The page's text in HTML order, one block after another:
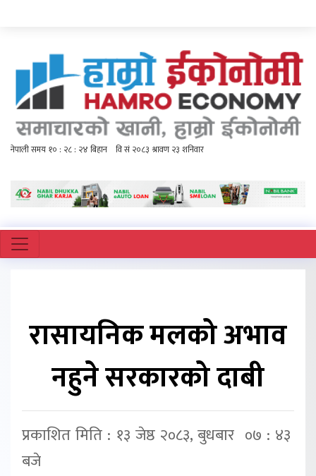
रासायनिक मलको अभाव
नहुने सरकारको दाबी
प्रकाशित मिति : १३ जेष्ठ २०८३, बुधबार ०७ : ४३
बजे